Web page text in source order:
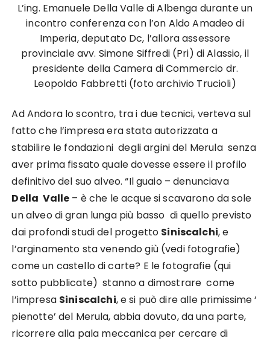
L’ing. Emanuele Della Valle di Albenga durante un
incontro conferenza con l’on Aldo Amadeo di
Imperia, deputato Dc, l’allora assessore
provinciale avv. Simone Siffredi (Pri) di Alassio, il
presidente della Camera di Commercio dr.
Leopoldo Fabbretti (foto archivio Trucioli)
Ad Andora lo scontro, tra i due tecnici, verteva sul
fatto che l’impresa era stata autorizzata a
stabilire le fondazioni degli argini del Merula senza
aver prima fissato quale dovesse essere il profilo
definitivo del suo alveo. “Il guaio – denunciava
Della Valle – è che le acque si scavarono da sole
un alveo di gran lunga più basso di quello previsto
dai profondi studi del progetto Siniscalchi, e
l’arginamento sta venendo giù (vedi fotografie)
come un castello di carte? E le fotografie (qui
sotto pubblicate) stanno a dimostrare come
l’impresa Siniscalchi, e si può dire alle primissime ‘
pienotte’ del Merula, abbia dovuto, da una parte,
ricorrere alla pala meccanica per cercare di